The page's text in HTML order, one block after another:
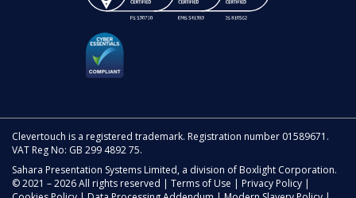
Clevertouch is a registered trademark. Registration number 01589671.
VAT Reg No: GB 299 4892 75.
Sahara Presentation Systems Limited, a division of Boxlight Corporation.
© 2021 – 2026 All rights reserved | Terms of Use | Privacy Policy |